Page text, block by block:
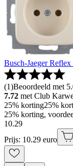
Busch-Jaeger
(1)Beoordeeld met
7.72 met Club
25% korting25%
25% korting,
10.29
Prijs: 10.29 euro